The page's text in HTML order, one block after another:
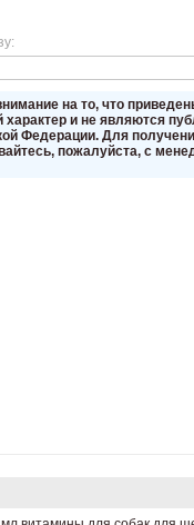
нa то, что
и не являютcя
Федерации. Для
пожaлуйста, с